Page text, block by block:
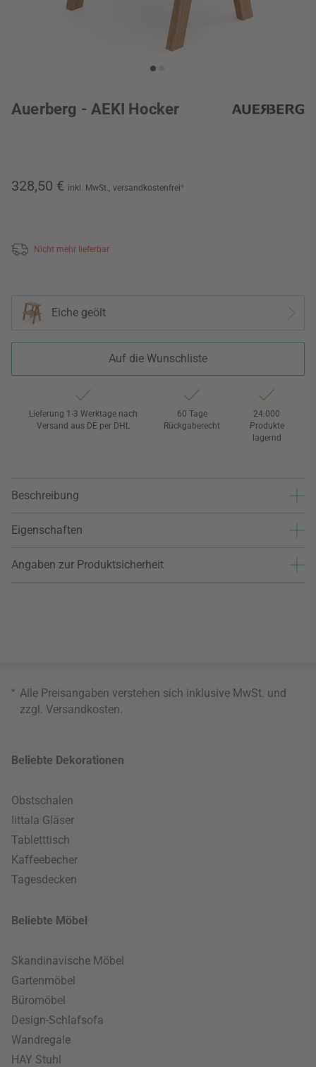
Auerberg - AEKI Hocker
328,50 € inkl. MwSt., versandkostenfrei*
Nicht mehr lieferbar
Eiche geölt
Auf die Wunschliste
Lieferung 1-3 Werktage nach
Versand aus DE per DHL
60 Tage
Rückgaberecht
24.000
Produkte
lagernd
Beschreibung
Eigenschaften
Angaben zur Produktsicherheit
* Alle Preisangaben verstehen sich inklusive MwSt. und
zzgl. Versandkosten
Beliebte Dekorationen
Obstschalen
Iittala Gläser
Tabletttisch
Kaffeebecher
Tagesdecken
Beliebte Möbel
Skandinavische Möbel
Gartenmöbel
Büromöbel
Design-Schlafsofa
Wandregale
HAY Stuhl